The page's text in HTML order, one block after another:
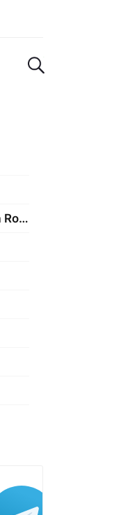
Поиск по сайту
Подтверждение возраста Roblox